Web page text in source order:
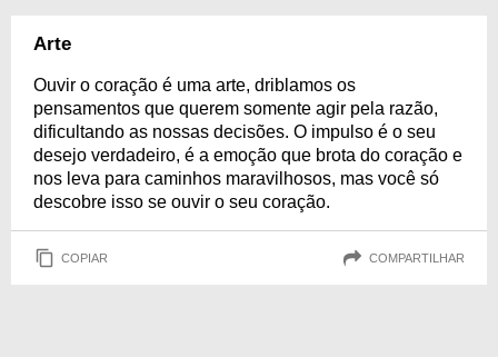
Arte
Ouvir o coração é uma arte, driblamos os
pensamentos que querem somente agir pela razão,
dificultando as nossas decisões. O impulso é o seu
desejo verdadeiro, é a emoção que brota do coração e
nos leva para caminhos maravilhosos, mas você só
descobre isso se ouvir o seu coração.
COPIAR COMPARTILHAR